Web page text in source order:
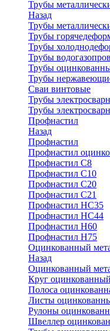
Трубы
Назад
Трубы
Трубы
Трубы
Трубы
Трубы
Трубы
Сваи винтовые
Трубы
Трубы
Профнастил
Назад
Профнастил
Профнастил
Профнастил С8
Профнастил С10
Профнастил С20
Профнастил С21
Профнастил НС35
Профнастил НС44
Профнастил Н60
Профнастил Н75
Оцинкованный
Назад
Оцинкованный
Круг оцинкованный
Полоса
Листы
Рулоны
Швеллер